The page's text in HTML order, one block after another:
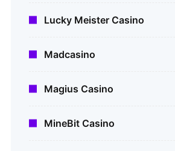
Lucky Meister Casino
Madcasino
Magius Casino
MineBit Casino